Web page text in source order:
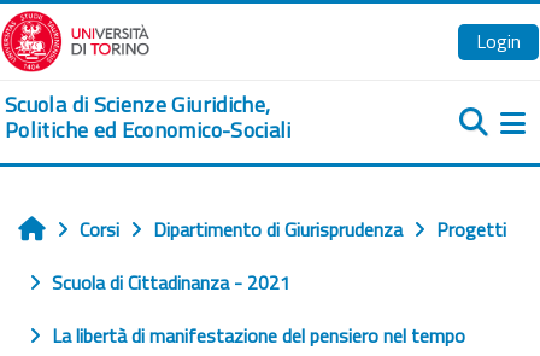
Vai al contenuto principale
Login
Scuola di Scienze Giuridiche,
Politiche ed Economico-Sociali
Home
Corsi Dipartimento di Giurisprudenza
Progetti
Scuola di Cittadinanza - 2021
La libertà di manifestazione del pensiero nel tempo